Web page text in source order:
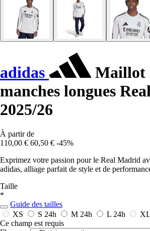
adidas
Maillot
manches longues
2025/26
À partir de
110,00 € 60,50 € -45%
Exprimez votre passion pour le Real Madrid
adidas, alliage parfait de style et de
Taille
*
Guide des tailles
XS
S 24h M 24h L 24h XL
Ce champ est requis